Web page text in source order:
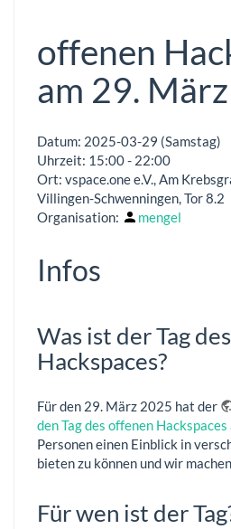
offenen
am 29.
Datum: 2025-03-29 (Samstag)
Uhrzeit: 15:00 - 22:00
Ort: vspace.one e.V., Am
Villingen-Schwenningen, Tor 8.2
Organisation:
mengel
Infos
Was ist der Tag
Hackspaces?
Für den 29. März 2025 hat der
den Tag des offenen
Personen einen Einblick in
bieten zu können und wir
Für wen ist der